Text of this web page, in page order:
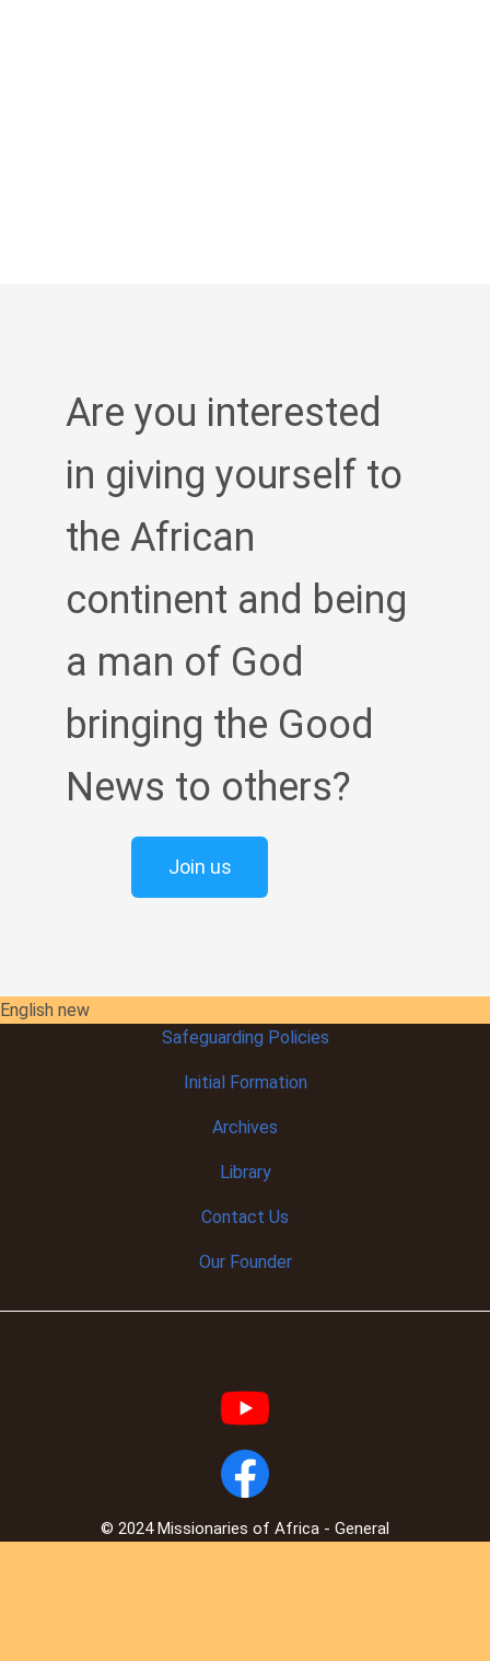
Are you interested
in giving yourself to
the African
continent and being
a man of God
bringing the Good
News to others?
Join us
English new
Safeguarding Policies
InitialFormation
Archives
Library
Contact Us
Our Founder
© 2024 Missionaries of Africa - General